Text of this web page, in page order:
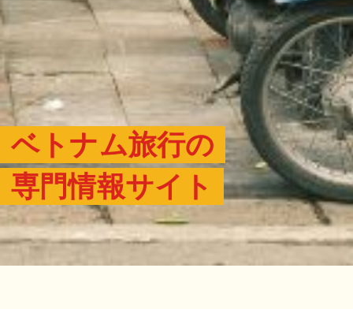
ベトナム旅行の
専門情報サイト